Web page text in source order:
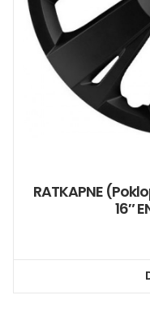
RATKAPNE
16″